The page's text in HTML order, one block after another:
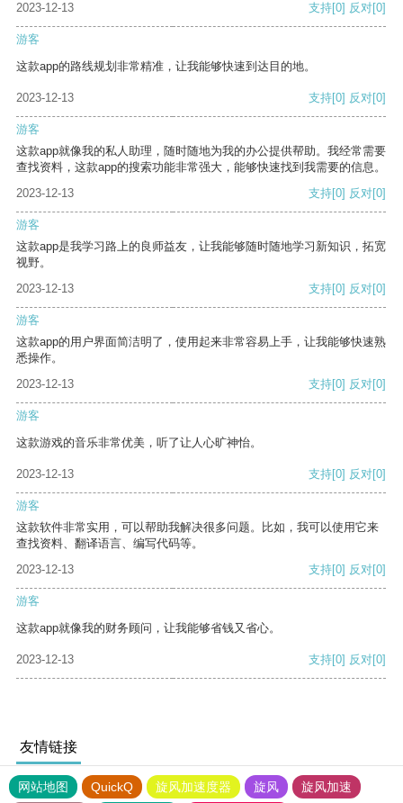
2023-12-13 支持[0] 反对[0]
游客
这款app的路线规划非常精准，让我能够快速到达目的地。
2023-12-13 支持[0] 反对[0]
游客
这款app就像我的私人助理，随时随地为我的办公提供帮助。我经常需要
查找资料，这款app的搜索功能非常强大，能够快速找到我需要的信息。
2023-12-13
支持[0] 反对[0]
游客
这款app是我学习路上的良师益友，让我能够随时随地学习新知识，拓宽
视野。
2023-12-13
支持[0] 反对[0]
游客
这款app的用户界面简洁明了，使用起来非常容易上手，让我能够快速熟
悉操作。
2023-12-13
支持[0] 反对[0]
游客
这款游戏的音乐非常优美，听了让人心旷神怡。
2023-12-13 支持[0] 反对[0]
游客
这款软件非常实用，可以帮助我解决很多问题。比如，我可以使用它来
查找资料、翻译语言、编写代码等。
2023-12-13
支持[0] 反对[0]
游客
这款app就像我的财务顾问，让我能够省钱又省心。
2023-12-13 支持[0] 反对[0]
友情链接
网站地图 QuickQ 旋风加速度器 旋风 旋风加速